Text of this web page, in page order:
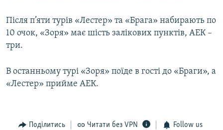
Після п’яти турів «Лестер» та «Брага» набирають по
10 очок, «Зоря» має шість залікових пунктів, АЕК –
три.
В останньому турі «Зоря» поїде в гості до «Браги», а
«Лестер» прийме АЕК.
Поділитись Читати без VPN Follow us